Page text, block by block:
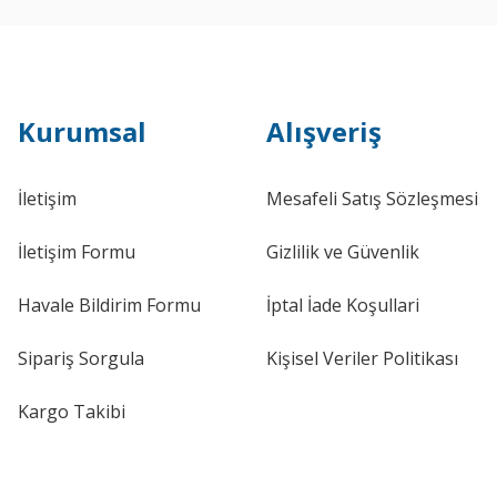
Kurumsal
İletişim
İletişim Formu
Havale Bildirim Formu
Sipariş Sorgula
Kargo Takibi
Alışveriş
Mesafeli Satış Sözleşmesi
Gizlilik ve Güvenlik
İptal İade Koşullari
Kişisel Veriler Politikası